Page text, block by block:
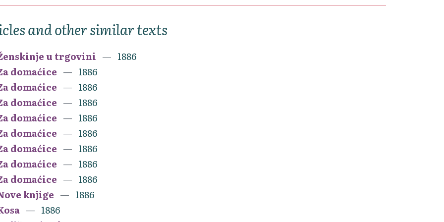
and other similar texts
u trgovini
1886
domaćice
1886
domaćice
1886
domaćice
1886
domaćice
1886
domaćice
1886
domaćice
1886
domaćice
1886
domaćice
1886
knjige
1886
1886